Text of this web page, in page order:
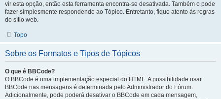
vir esta opção, então esta ferramenta encontra-se desativada. Também o pode
fazer simplesmente respondendo ao Tópico. Entretanto, fique atento às regras
do sítio web.
Topo
Sobre os Formatos e Tipos de Tópicos
O que é BBCode?
O BBCode é uma implementação especial do HTML. A possibilidade usar
BBCode nas mensagens é determinada pelo Administrador do Fórum.
Adicionalmente, pode poderá desativar o BBCode em cada mensagem,